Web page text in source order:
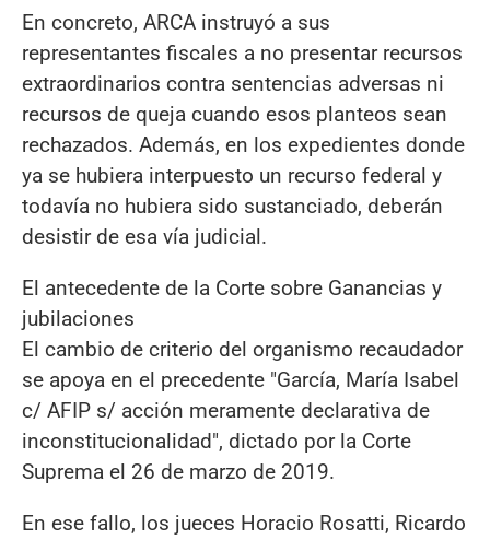
En concreto, ARCA instruyó a sus
representantes fiscales a no presentar recursos
extraordinarios contra sentencias adversas ni
recursos de queja cuando esos planteos sean
rechazados. Además, en los expedientes donde
ya se hubiera interpuesto un recurso federal y
todavía no hubiera sido sustanciado, deberán
desistir de esa vía judicial.
El antecedente de la Corte sobre Ganancias y
jubilaciones
El cambio de criterio del organismo recaudador
se apoya en el precedente "García, María Isabel
c/ AFIP s/ acción meramente declarativa de
inconstitucionalidad", dictado por la Corte
Suprema el 26 de marzo de 2019.
En ese fallo, los jueces Horacio Rosatti, Ricardo